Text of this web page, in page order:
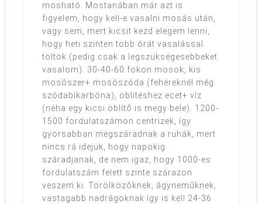
mosható. Mostanában már azt is
figyelem, hogy kell-e vasalni mosás után,
vagy sem, mert kicsit kezd elegem lenni,
hogy heti szinten több órát vasalással
töltök (pedig csak a legszükségesebbeket
vasalom). 30-40-60 fokon mosok, kis
mosószer+ mosószóda (fehéreknél még
szódabikarbóna), öblítéshez ecet+ víz
(néha egy kicsi öblítő is megy bele). 1200-
1500 fordulatszámon centrizek, így
gyorsabban megszáradnak a ruhák, mert
nincs rá idejük, hogy napokig
száradjanak, de nem igaz, hogy 1000-es
fordulatszám felett szinte szárazon
veszem ki. Törölközőknek, ágyneműknek,
vastagabb nadrágoknak így is kell 24-36